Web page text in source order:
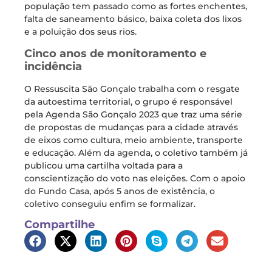
população tem passado como as fortes enchentes,
falta de saneamento básico, baixa coleta dos lixos
e a poluição dos seus rios.
Cinco anos de monitoramento e
incidência
O Ressuscita São Gonçalo trabalha com o resgate
da autoestima territorial, o grupo é responsável
pela Agenda São Gonçalo 2023 que traz uma série
de propostas de mudanças para a cidade através
de eixos como cultura, meio ambiente, transporte
e educação. Além da agenda, o coletivo também já
publicou uma cartilha voltada para a
conscientização do voto nas eleições. Com o apoio
do Fundo Casa, após 5 anos de existência, o
coletivo conseguiu enfim se formalizar.
Compartilhe